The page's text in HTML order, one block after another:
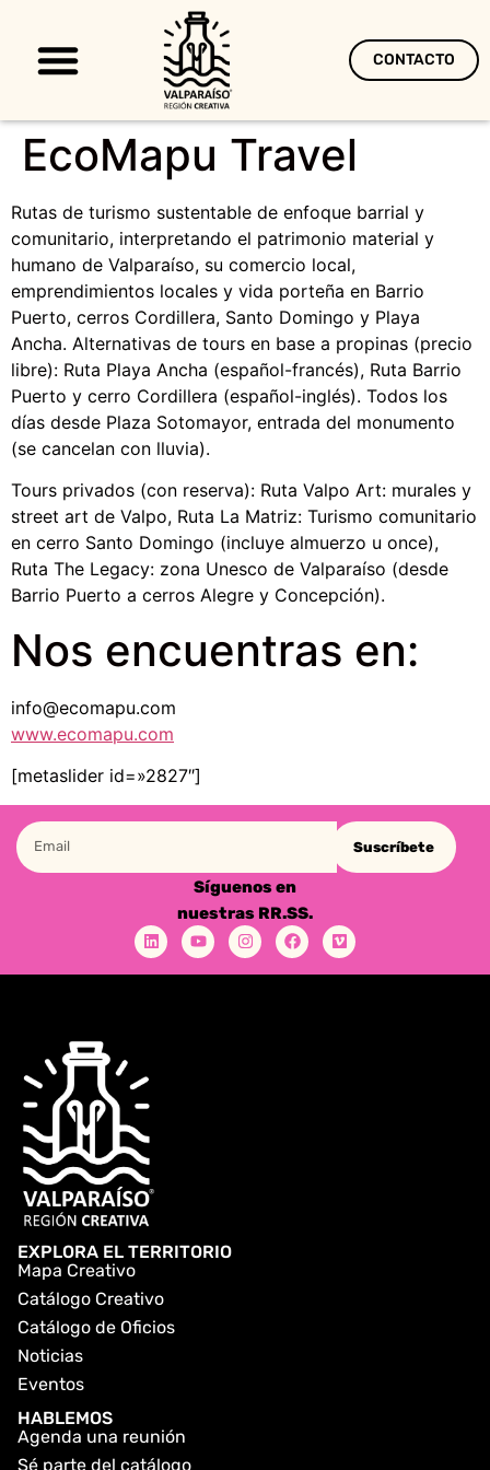
CONTACTO
EcoMapu Travel
Rutas de turismo sustentable de enfoque barrial y
comunitario, interpretando el patrimonio material y
humano de Valparaíso, su comercio local,
emprendimientos locales y vida porteña en Barrio
Puerto, cerros Cordillera, Santo Domingo y Playa
Ancha. Alternativas de tours en base a propinas (precio
libre): Ruta Playa Ancha (español-francés), Ruta Barrio
Puerto y cerro Cordillera (español-inglés). Todos los
días desde Plaza Sotomayor, entrada del monumento
(se cancelan con lluvia).
Tours privados (con reserva): Ruta Valpo Art: murales y
street art de Valpo, Ruta La Matriz: Turismo comunitario
en cerro Santo Domingo (incluye almuerzo u once),
Ruta The Legacy: zona Unesco de Valparaíso (desde
Barrio Puerto a cerros Alegre y Concepción).
Nos encuentras en:
info@ecomapu.com
www.ecomapu.com
[metaslider id=»2827″]
Suscríbete
Síguenos en
nuestras RR.SS.
EXPLORA EL TERRITORIO
Mapa Creativo
Catálogo Creativo
Catálogo de Oficios
Noticias
Eventos
HABLEMOS
Agenda una reunión
Sé parte del catálogo